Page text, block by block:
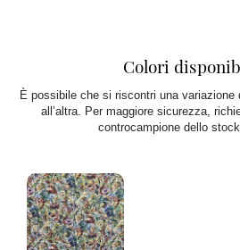
Colori
È possibile che si riscontri una variazione
all’altra. Per maggiore sicurezza,
controcampione dello